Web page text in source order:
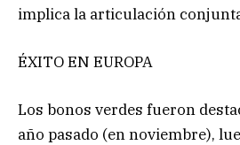
implica la articulación
ÉXITO EN EUROPA
Los bonos verdes fueron
año pasado (en noviembre),